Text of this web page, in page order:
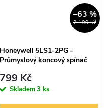
2 199 Kč
–63 %
Honeywell 5LS1-2PG –
Průmyslový koncový spínač
799 Kč
Skladem 3 ks